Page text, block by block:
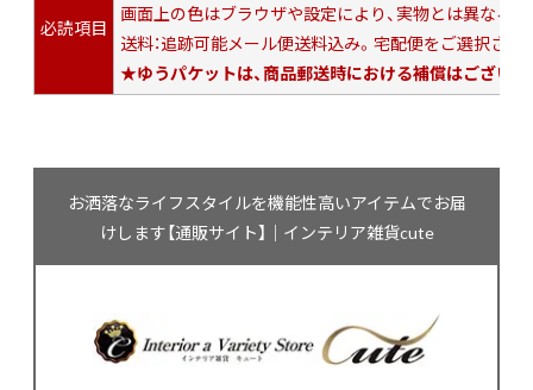
必読項目
画面上の色はブラウザや設定により、実物とは異なる
送料：追跡可能メール便送料込み。宅配便をご選択され
★ゆうパケットは、商品郵送時における補償はござい
お洒落なライフスタイルを機能性高いアイテムでお届
けします【通販サイト】｜インテリア雑貨cute